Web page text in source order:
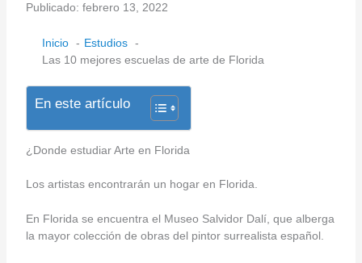
Publicado: febrero 13, 2022
Inicio
Estudios
Las 10 mejores escuelas de arte de Florida
En este artículo
¿Donde estudiar Arte en Florida
Los artistas encontrarán un hogar en Florida.
En Florida se encuentra el Museo Salvidor Dalí, que alberga
la mayor colección de obras del pintor surrealista español.